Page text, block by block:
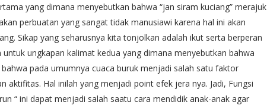
yang dimana menyebutkan bahwa “jan siram kuciang” merajuk
perbuatan yang sangat tidak manusiawi karena hal ini akan
Sikap yang seharusnya kita tonjolkan adalah ikut serta berperan
ungkapan kalimat kedua yang dimana menyebutkan bahwa
pada umumnya cuaca buruk menjadi salah satu faktor
aktifitas. Hal inilah yang menjadi point efek jera nya. Jadi, Fungsi
“ ini dapat menjadi salah saatu cara mendidik anak-anak agar